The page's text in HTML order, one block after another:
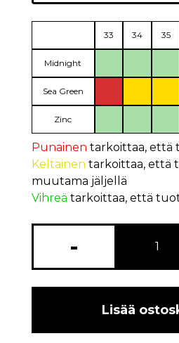
33 34 35
Midnight
Sea Green
Zinc
Punainen tarkoittaa, että
Keltainen tarkoittaa, että
muutama jäljellä
Vihreä tarkoittaa, että
-
Lisää